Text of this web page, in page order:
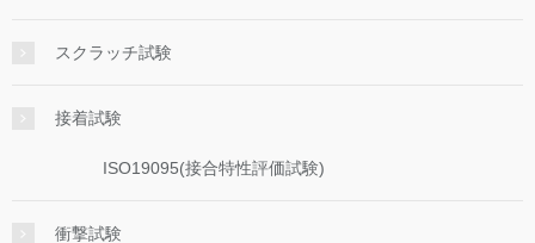
スクラッチ試験
接着試験
ISO19095(接合特性評価試験)
衝撃試験